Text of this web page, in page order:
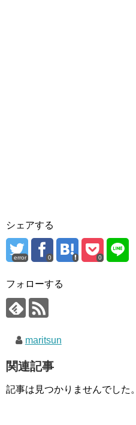
シェアする
error 0 0
フォローする
maritsun
関連記事
記事は見つかりませんでした。